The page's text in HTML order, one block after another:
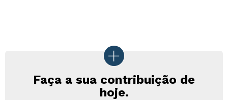
Faça a sua contribuição de
hoje.